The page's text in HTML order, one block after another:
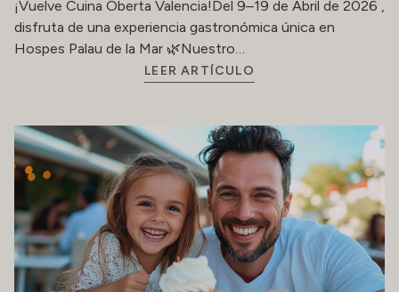
¡Vuelve Cuina Oberta Valencia!Del 9–19 de Abril de 2026 ,
disfruta de una experiencia gastronómica única en
Hospes Palau de la Mar 🌿Nuestro…
LEER ARTÍCULO